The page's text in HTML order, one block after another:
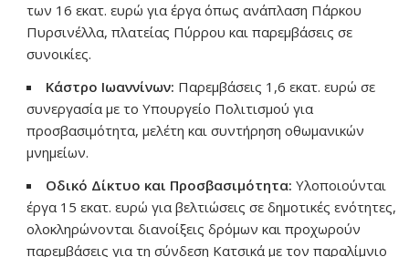
των 16 εκατ. ευρώ για έργα όπως ανάπλαση Πάρκου
Πυρσινέλλα, πλατείας Πύρρου και παρεμβάσεις σε
συνοικίες.
Κάστρο Ιωαννίνων: Παρεμβάσεις 1,6 εκατ. ευρώ σε
συνεργασία με το Υπουργείο Πολιτισμού για
προσβασιμότητα, μελέτη και συντήρηση οθωμανικών
μνημείων.
Οδικό Δίκτυο και Προσβασιμότητα: Υλοποιούνται
έργα 15 εκατ. ευρώ για βελτιώσεις σε δημοτικές ενότητες,
ολοκληρώνονται διανοίξεις δρόμων και προχωρούν
παρεμβάσεις για τη σύνδεση Κατσικά με τον παραλίμνιο